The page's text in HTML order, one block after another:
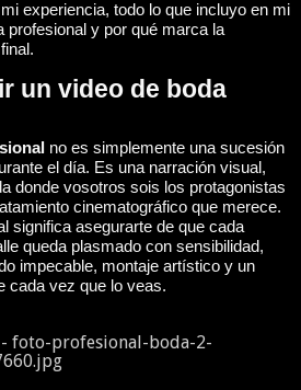
experiencia, todo lo que incluyo en mi
profesional y por qué marca la
un video de boda
no es simplemente una sucesión
el día. Es una narración visual,
donde vosotros sois los protagonistas
cinematográfico que merece.
significa asegurarte de que cada
queda plasmado con sensibilidad,
impecable, montaje artístico y un
cada vez que lo veas.